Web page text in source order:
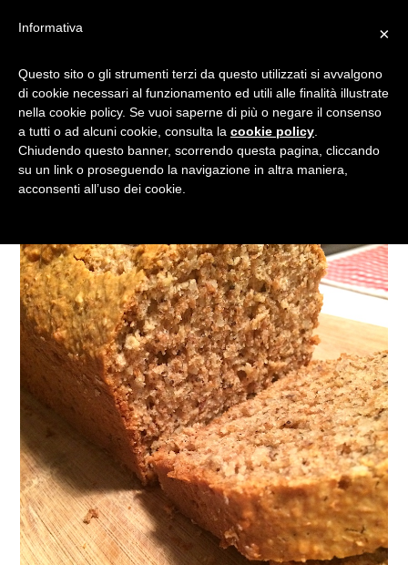
PLUMCAKE INTEGRALE CON
NOCI E YOGURT
×
Informativa
Questo sito o gli strumenti terzi da questo utilizzati si avvalgono
di cookie necessari al funzionamento ed utili alle finalità illustrate
nella cookie policy. Se vuoi saperne di più o negare il consenso
a tutti o ad alcuni cookie, consulta la cookie policy
Chiudendo questo banner, scorrendo questa pagina, cliccando
su un link o proseguendo la navigazione in altra maniera,
acconsenti all’uso dei cookie.